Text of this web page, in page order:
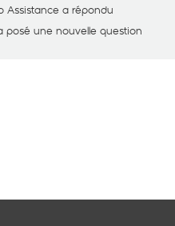
Assistance a répondu
posé une nouvelle question